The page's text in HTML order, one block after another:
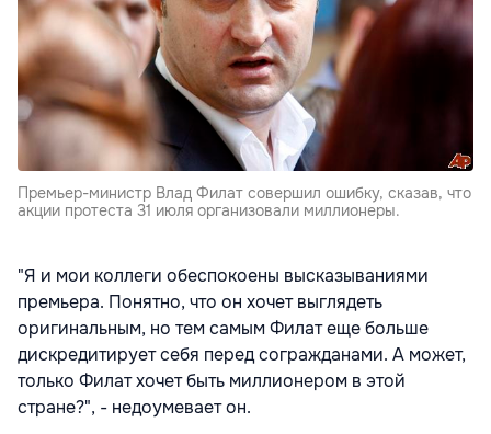
Премьер-министр Влад Филат совершил ошибку, сказав, что
акции протеста 31 июля организовали миллионеры.
"Я и мои коллеги обеспокоены высказываниями
премьера. Понятно, что он хочет выглядеть
оригинальным, но тем самым Филат еще больше
дискредитирует себя перед согражданами. А может,
только Филат хочет быть миллионером в этой
стране?", - недоумевает он.